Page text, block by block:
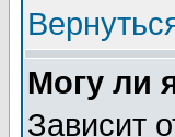
Могу ли
Зависит